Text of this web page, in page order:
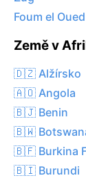
Foum el Oued
Země v
🇩🇿 Alžírsko
🇦🇴 Angola
🇧🇯 Benin
🇧🇼
🇧🇫 Burkina
🇧🇮 Burundi